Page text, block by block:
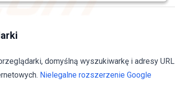
domyślną wyszukiwarkę i adresy URL
Nielegalne rozszerzenie Google